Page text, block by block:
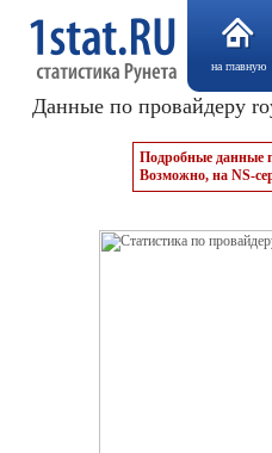
на главную
Данные по провайдеру
Подробные данные
Возможно, на NS-